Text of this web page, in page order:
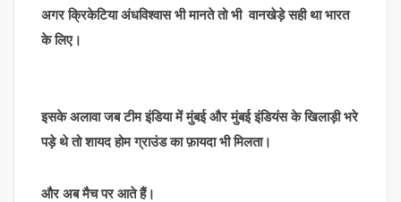
अगर क्रिकेटिया अंधविश्वास भी मानते तो भी वानखेड़े सही था भारत
के लिए।
इसके अलावा जब टीम इंडिया में मुंबई और मुंबई इंडियंस के खिलाड़ी भरे
पड़े थे तो शायद होम ग्राउंड का फ़ायदा भी मिलता।
और अब मैच पर आते हैं।